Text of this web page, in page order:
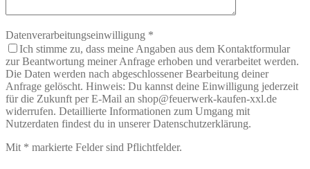
Datenverarbeitungseinwilligung *
Ich stimme zu, dass meine Angaben aus dem Kontaktformular
zur Beantwortung meiner Anfrage erhoben und verarbeitet werden.
Die Daten werden nach abgeschlossener Bearbeitung deiner
Anfrage gelöscht. Hinweis: Du kannst deine Einwilligung jederzeit
für die Zukunft per E-Mail an shop@feuerwerk-kaufen-xxl.de
widerrufen. Detaillierte Informationen zum Umgang mit
Nutzerdaten findest du in unserer Datenschutzerklärung.
Mit * markierte Felder sind Pflichtfelder.